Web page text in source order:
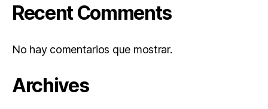
Recent Comments
No hay comentarios que mostrar.
Archives